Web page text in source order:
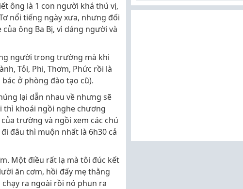
ông là 1 con người khá thú vị,
nổi tiếng ngày xưa, nhưng đối
ông Ba Bị, vì dáng người và
người trong trường mà khi
Tỏi, Phi, Thơm, Phức rồi là
ở phòng đào tạo cũ).
lại dẫn nhau về nhưng sẽ
thì khoái ngồi nghe chương
trường và ngồi xem các chú
đâu thì muộn nhất là 6h30 cả
Một điều rất lạ mà tôi đúc kết
ăn cơm, hồi đấy mẹ thằng
ra ngoài rồi nó phun ra